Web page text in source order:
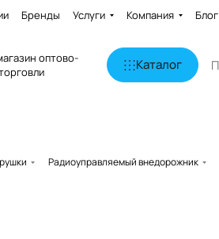
Бренды Услуги Компания Блог
оптово-
Каталог
Радиоуправляемый внедорожник